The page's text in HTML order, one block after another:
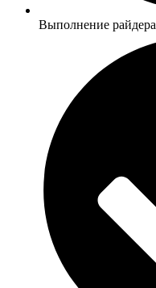
Выполнение райдера